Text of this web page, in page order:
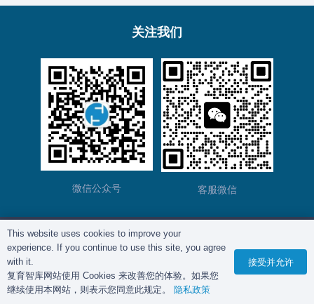
关注我们
微信公众号 客服微信
版权所有©复育智库2012 – 2025年 |
This website uses cookies to improve your
experience. If you continue to use this site, you agree
with it.
复育智库网站使用 Cookies 来改善您的体验。如果您
继续使用本网站，则表示您同意此规定。 隐私政策
接受并允许